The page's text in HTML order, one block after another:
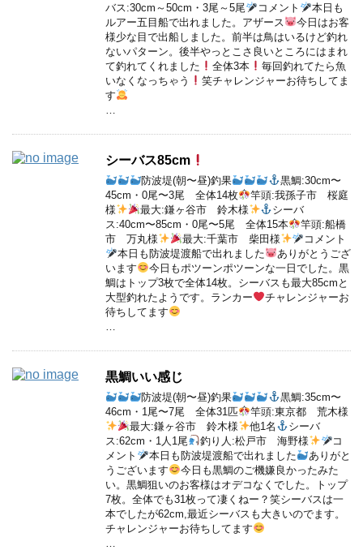
バス:30cm～50cm・3尾～5尾
コメント
本日も
ルアー五目船で出れました。アザース
今日はお客
様少な目で出船しました。前半は鳥はいるけど釣れ
ないパターン。後半やっとこさ良いところにはまれ
て釣れてくれました
全体3本
毎回釣れてたら魚
いなくなっちゃう
笑チャレンジャーお待ちしてま
す
シーバス85cm
防波堤(朝〜昼)釣果
黒鯛:30cm〜
45cm・0尾〜3尾 全体14枚
竿頭:我孫子市 桜庭
様
最大:鎌ヶ谷市 鈴木様
シーバ
ス:40cm〜85cm・0尾〜5尾 全体15本
竿頭:船橋
市 万丸様
最大:千葉市 柴田様
コメント
本日も防波堤渡船で出れました
ありがとうござ
います
今日もポツーンポツーンな一日でした。黒
鯛はトップ3枚で全体14枚。シーバスも最大85cmと
大型釣れたようです。ランカー
チャレンジャーお
待ちしてます
黒鯛いい感じ
防波堤(朝〜昼)釣果
黒鯛:35cm〜
46cm・1尾〜7尾 全体31匹
竿頭:東京都 荒木様
最大:鎌ヶ谷市 鈴木様
他1名
シーバ
ス:62cm・1人1尾
釣り人:松戸市 海野様
コ
メント
本日も防波堤渡船で出れました
ありがと
うございます
今日も黒鯛のご機嫌良かったみた
い。黒鯛狙いのお客様はオデコなくでした。トップ
7枚。全体でも31枚って凄くねー？笑シーバスは一
本でしたが62cm,最近シーバスも大きいのでます。
チャレンジャーお待ちしてます